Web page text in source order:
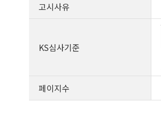
고시사유
KS심사기준
페이지수